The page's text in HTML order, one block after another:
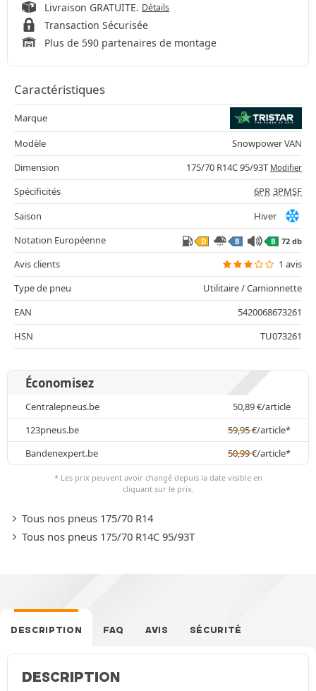
Livraison GRATUITE. Détails
Transaction Sécurisée
Plus de 590 partenaires de montage
Caractéristiques
Marque
Modèle
Snowpower VAN
Dimension
175/70 R14C 95/93T Modifier
Spécificités 6PR 3PMSF
Saison
Hiver
Notation Européenne
D B B 72 db
Avis clients
1 avis
Type de pneu
Utilitaire / Camionnette
EAN
5420068673261
HSN
TU073261
Économisez
Centralepneus.be 50,89€/article
123pneus.be
59,95€/article*
Bandenexpert.be
50,99€/article*
* Les prix peuvent avoir changé depuis la date visible en
cliquant sur le prix.
Tous nos pneus 175/70 R14
Tous nos pneus 175/70 R14C 95/93T
DESCRIPTION FAQ AVIS SÉCURITÉ
DESCRIPTION